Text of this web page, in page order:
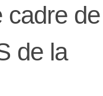
cadre de
de la